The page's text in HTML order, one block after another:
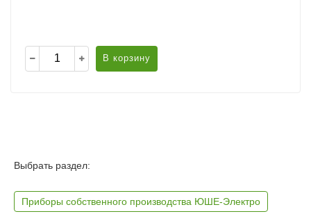
В корзину
Выбрать раздел:
Приборы собственного производства ЮШЕ-Электро